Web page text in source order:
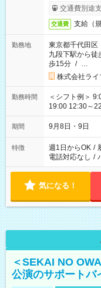
交通費別途
交通費 支給（
勤務地
東京都千代田区
九段下駅から徒
歩15分 / …
株式会社ライ
勤務時間
＜シフト例＞
19:00 12:30～22:00 上記の時間から好きな時間を
時間は変更とな
期間 9月8日・9日
特徴 週1日からOK /
電話対応なし /
気になる！
＜SEKAI NO
公演のサポートバ